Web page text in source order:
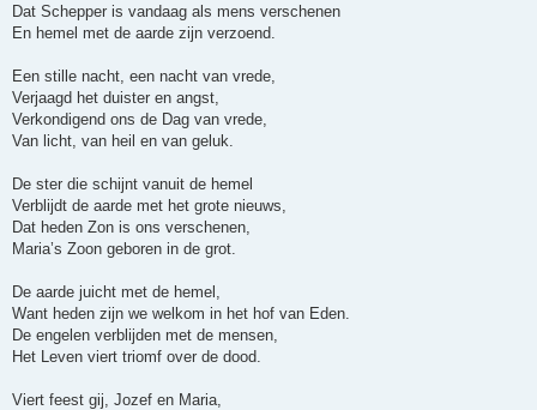
Dat Schepper is vandaag als mens verschenen
En hemel met de aarde zijn verzoend.
Een stille nacht, een nacht van vrede,
Verjaagd het duister en angst,
Verkondigend ons de Dag van vrede,
Van licht, van heil en van geluk.
De ster die schijnt vanuit de hemel
Verblijdt de aarde met het grote nieuws,
Dat heden Zon is ons verschenen,
Maria’s Zoon geboren in de grot.
De aarde juicht met de hemel,
Want heden zijn we welkom in het hof van Eden.
De engelen verblijden met de mensen,
Het Leven viert triomf over de dood.
Viert feest gij, Jozef en Maria,